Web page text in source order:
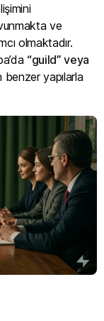
ve
olmaktadır.
“guild” veya
benzer yapılarla